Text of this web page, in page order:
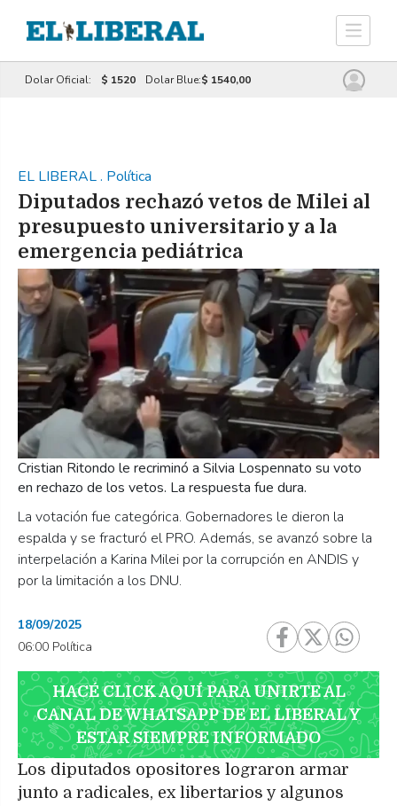
Dolar Oficial: $ 1520 Dolar Blue:$ 1540,00
EL LIBERAL. Política
Diputados rechazó vetos de Milei al
presupuesto universitario y a la
emergencia pediátrica
La votación fue categórica. Gobernadores le dieron la
espalda y se fracturó el PRO. Además, se avanzó sobre la
interpelación a Karina Milei por la corrupción en ANDIS y
por la limitación a los DNU.
Cristian Ritondo le recriminó a Silvia Lospennato su voto
en rechazo de los vetos. La respuesta fue dura.
18/09/2025
06:00 Política
HACÉ CLICK AQUÍ PARA UNIRTE AL
CANAL DE WHATSAPP DE EL LIBERAL Y
ESTAR SIEMPRE INFORMADO
Los diputados opositores lograron armar
junto a radicales, ex libertarios y algunos